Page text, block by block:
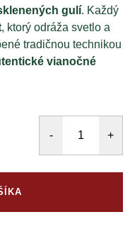
gulí. Každý
, ktorý odráža svetlo a
tradičnou technikou
vianočné